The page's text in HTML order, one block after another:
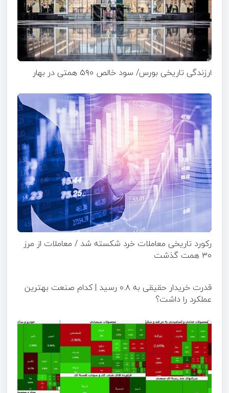
ارزندگی تاریخی بورس/ سود خالص ۵۹۰ همتی در بهار
رکورد تاریخی معاملات خرد شکسته شد / معاملات از مرز
۳۰ همت گذشت
قدرت خریدار حقیقی به ۰.۸ رسید | کدام صنعت بهترین
عملکرد را داشت؟